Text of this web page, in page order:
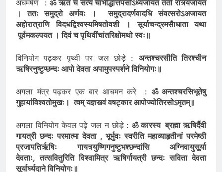
अघमर्षण :ॐ ऋतं च सत्यं चाभीद्धात्तपसोऽध्यजायत ततो रात्र्यजायत
। ततः समुद्रो अर्णवः । समुद्रादर्णवादधि संवत्सरोऽअजायत
अहोरात्राणि विदधद्विश्वस्यमिषतोवशी । सूर्याचन्द्रमसैाधाता यथा
विनियोग पढ़कर पृथ्वी पर जल छोड़े :अन्तश्चरसीति तिरश्चीन
अगला मंत्र पढ़कर एक बार आचमन करे :ॐ अन्तश्चरसिभूतेषु
अगला विनियोग केवल पढ़े जल न छोड़े :ॐ कारस्य ब्रह्मा ऋषिर्दैवी
गायत्री छन्दः परमात्मा देवता , भूर्भुवः स्वरीति महाव्याहृतीनां परमेष्ठी
प्रजापतिर्ऋषिः गायत्र्युष्णिगनुष्टुभश्छन्दांसि अग्निवायुसूर्या
देवताः, तत्सवितुरिति विश्वामित्र ऋषिर्गायत्री छन्दः सविता देवता